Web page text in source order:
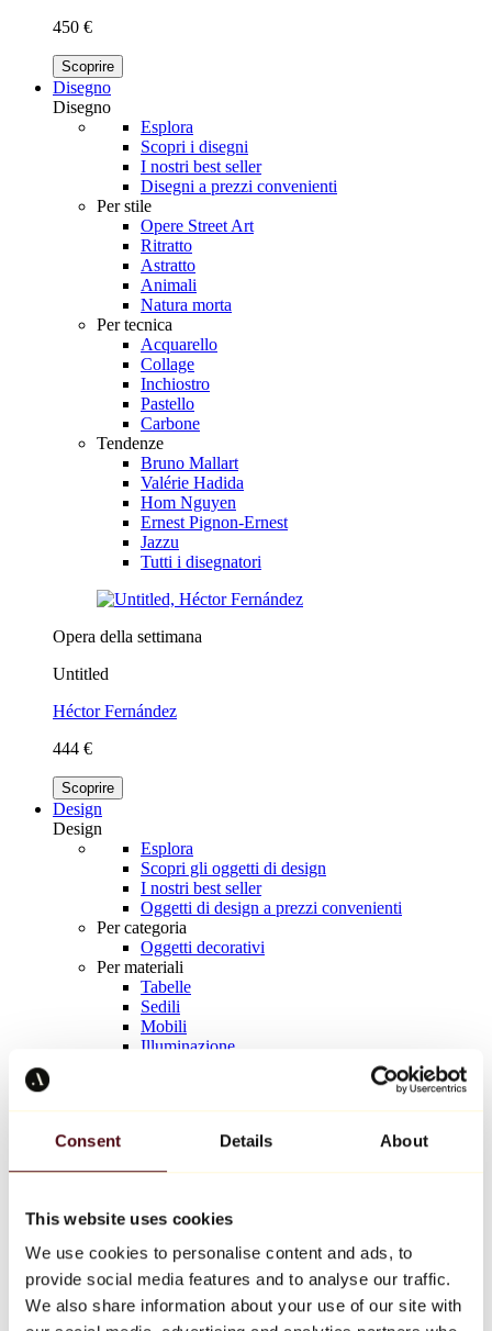
Consent Details About
This website uses cookies
We use cookies to personalise content and ads, to
provide social media features and to analyse our traffic.
We also share information about your use of our site with
450 €
Scoprire
Disegno
Disegno
Esplora
Scopri i disegni
I nostri best seller
Disegni a prezzi convenienti
Per stile
Opere Street Art
Ritratto
Astratto
Animali
Natura morta
Per tecnica
Acquarello
Collage
Inchiostro
Pastello
Carbone
Tendenze
Bruno Mallart
Valérie Hadida
Hom Nguyen
Ernest Pignon-Ernest
Jazzu
Tutti i disegnatori
Opera della settimana
Untitled
Héctor Fernández
444 €
Scoprire
Design
Design
Esplora
Scopri gli oggetti di design
I nostri best seller
Oggetti di design a prezzi convenienti
Per categoria
Oggetti decorativi
Per materiali
Tabelle
Sedili
Mobili
Illuminazione
Keith Haring
Tutti i designer
Opera della settimana